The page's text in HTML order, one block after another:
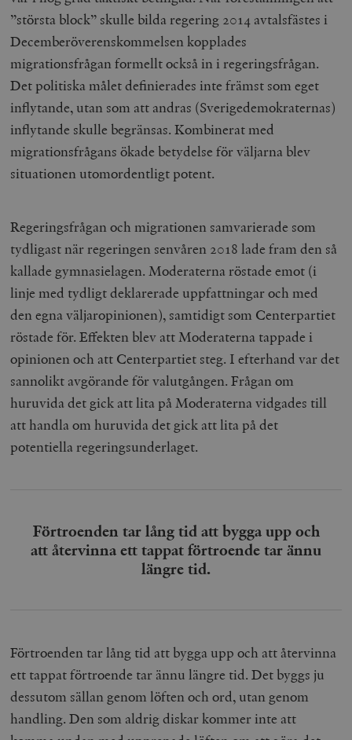
”största block” skulle bilda regering 2014 avtalsfästes i
Decemberöverenskommelsen kopplades
migrationsfrågan formellt också in i regeringsfrågan.
Det politiska målet definierades inte främst som eget
inflytande, utan som att andras (Sverigedemokraternas)
inflytande skulle begränsas. Kombinerat med
migrationsfrågans ökade betydelse för väljarna blev
situationen utomordentligt potent.
Regeringsfrågan och migrationen samvarierade som
tydligast när regeringen senvåren 2018 lade fram den så
kallade gymnasielagen. Moderaterna röstade emot (i
linje med tydligt deklarerade uppfattningar och med
den egna väljaropinionen), samtidigt som Centerpartiet
röstade för. Effekten blev att Moderaterna tappade i
opinionen och att Centerpartiet steg. I efterhand var det
sannolikt avgörande för valutgången. Frågan om
huruvida det gick att lita på Moderaterna vidgades till
att handla om huruvida det gick att lita på det
potentiella regeringsunderlaget.
Förtroenden tar lång tid att bygga upp och
att återvinna ett tappat förtroende tar ännu
längre tid.
Förtroenden tar lång tid att bygga upp och att återvinna
ett tappat förtroende tar ännu längre tid. Det byggs ju
dessutom sällan genom löften och ord, utan genom
handling. Den som aldrig diskar kommer inte att